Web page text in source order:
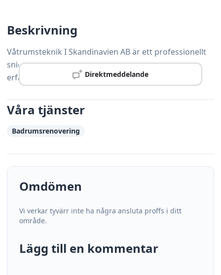
Direktmeddelande
Beskrivning
Våtrumsteknik I Skandinavien AB är ett professionellt
snickeriföretag verksamt i Skärholmen med lång
erfarenhet av kvalitetsarbete och nöjda kunder.
Våra tjänster
Badrumsrenovering
Omdömen
Vi verkar tyvärr inte ha några ansluta proffs i ditt
område.
Lägg till en kommentar